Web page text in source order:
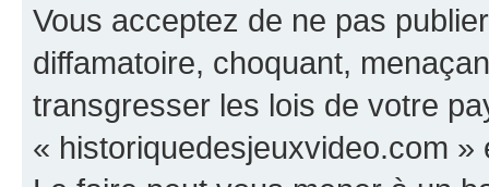
Vous acceptez de ne pas
diffamatoire, choquant,
transgresser les lois de votre
« historiquedesjeuxvideo.com